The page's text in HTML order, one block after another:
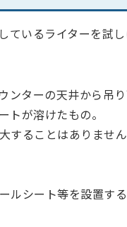
ているライターを試
ンターの天井から吊
トが溶けたもの。
することはありませ
ルシート等を設置す